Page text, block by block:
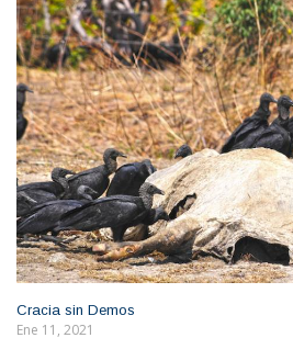
Cracia sin Demos
Ene 11, 2021